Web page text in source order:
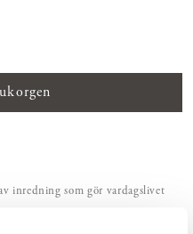
inredning som gör vardagslivet